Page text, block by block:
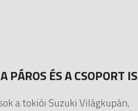
ÉS A CSOPORT IS
a tokiói Suzuki Világkupán,